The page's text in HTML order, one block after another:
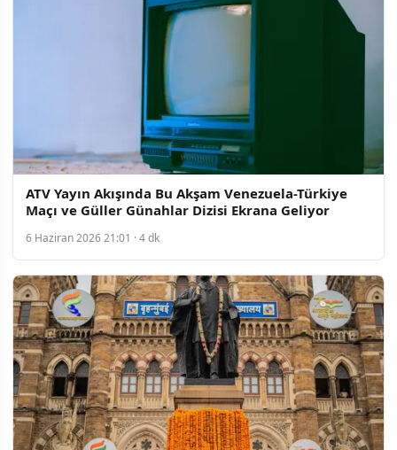
ATV Yayın Akışında Bu Akşam Venezuela-Türkiye
Maçı ve Güller Günahlar Dizisi Ekrana Geliyor
6 Haziran 2026 21:01 · 4 dk